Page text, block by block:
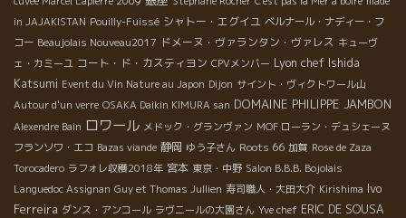
in JAJAKISTAN Pouilly-Fuissé シャトー・エグイユ ベルナール・ナディー・フ
コー Beaujolais Nouveau2017 ドメーヌ・ヴァランタン・ヴァレス キューヴ
ェ・カミーユ コート・ド・カスティヨン CPVメンバー Lyon chef Ishida
Katsumi Event du Vin Nature au Japon Dijon サイント・ヴィクトワール山
Autour d'un verre OSAKA Daikin KIMURA san DOMAINE PHILIPPE JAMBON
Alexendre Bain ロワール メドック・グランヴァン MOF ローラン・デュシェーヌ
フランソワ・エコ Bazas viande 静岡 ゆう子さん Roots 66 加賀 Rose de Zaza
Torocadero ラフォレ収穫2018年 宮本 東京・中野 Salon B.B.B. Bojolais
Languedoc Assignan Guy et Thomas Jullien 寿司職人・大田大介 Kirishima Ivo
Ferreira ダンス・アンコール ラヴニールの大園さん Yve chef ERIC DE SOUSA